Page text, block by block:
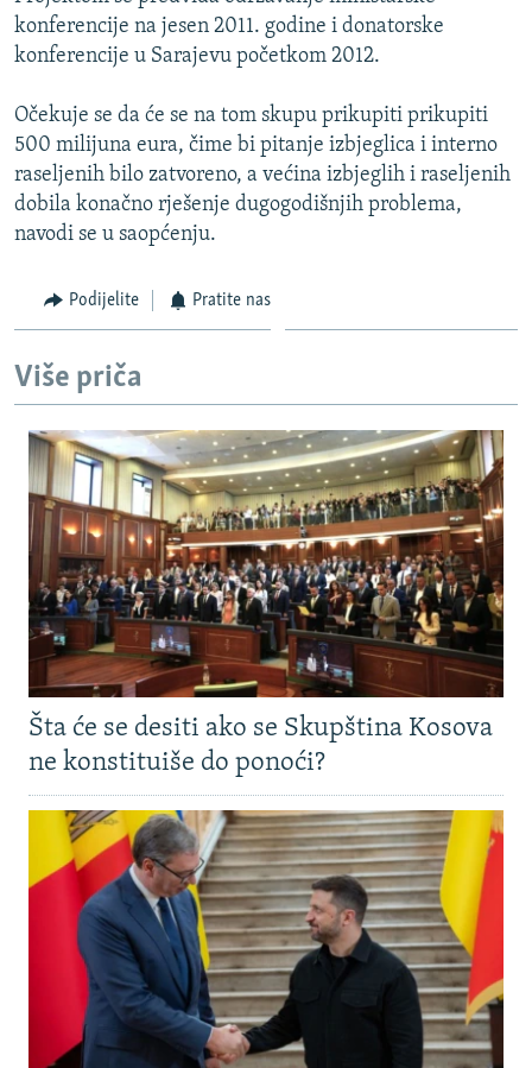
GENOCID U SREBRENICI
TV LIBERTY
POST SCRIPTUM
MOJA EVROPA
TRI DECENIJE OD RATA U BIH
SVE KARTE DEJTONA
NASTANAK I RASPAD JUGOSLAVIJE
PRATITE NAS
Sve RFE/RL stranice
konferencije na jesen 2011. godine i donatorske
konferencije u Sarajevu početkom 2012.
Očekuje se da će se na tom skupu prikupiti prikupiti
500 milijuna eura, čime bi pitanje izbjeglica i interno
raseljenih bilo zatvoreno, a većina izbjeglih i raseljenih
dobila konačno rješenje dugogodišnjih problema,
navodi se u saopćenju.
Podijelite Pratite nas
Više priča
Šta će se desiti ako se Skupština Kosova
ne konstituiše do ponoći?